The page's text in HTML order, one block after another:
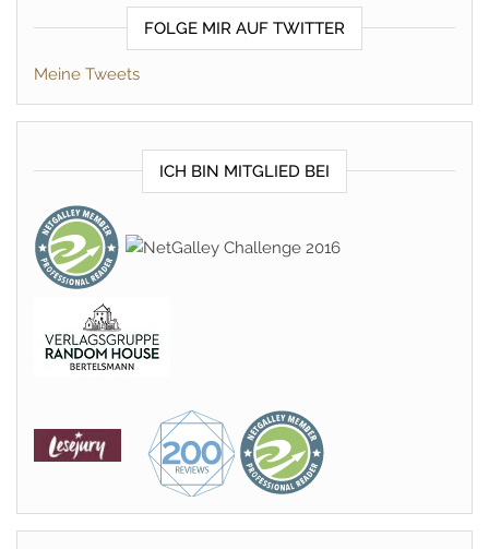
FOLGE MIR AUF TWITTER
Meine Tweets
ICH BIN MITGLIED BEI